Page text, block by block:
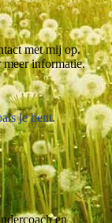
met mij op.
informatie.
je bent.
en